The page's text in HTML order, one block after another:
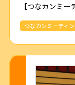
【つなカンミー
つなカンミーティ